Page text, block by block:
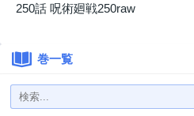
250話 呪術廻戦250raw
巻一覧